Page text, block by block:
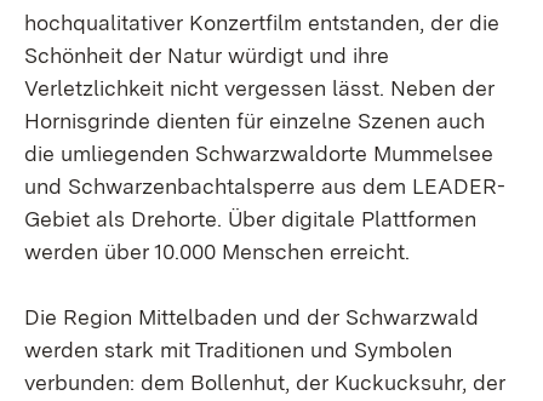
hochqualitativer Konzertfilm entstanden, der die
Schönheit der Natur würdigt und ihre
Verletzlichkeit nicht vergessen lässt. Neben der
Hornisgrinde dienten für einzelne Szenen auch
die umliegenden Schwarzwaldorte Mummelsee
und Schwarzenbachtalsperre aus dem LEADER-
Gebiet als Drehorte. Über digitale Plattformen
werden über 10.000 Menschen erreicht.
Die Region Mittelbaden und der Schwarzwald
werden stark mit Traditionen und Symbolen
verbunden: dem Bollenhut, der Kuckucksuhr, der